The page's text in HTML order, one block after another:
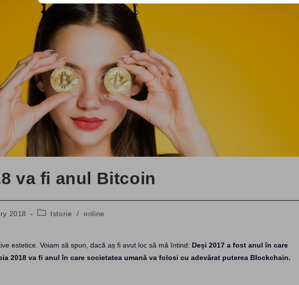
va fi anul Bitcoin
2018
PostIstorie / online
estetice. Voiam să spun, dacă aș fi avut loc să mă întind: Deși 2017 a fost anul în care
2018 va fi anul în care societatea umană va folosi cu adevărat puterea Blockchain.